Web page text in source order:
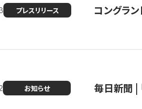
プレスリリース コングラ
お知らせ 毎日新聞 |